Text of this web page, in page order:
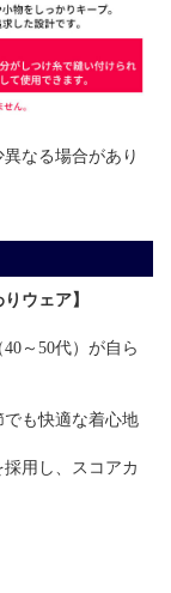
なる場合があり
ウェア】
～50代）が自ら
も快適な着心地
用し、スコアカ